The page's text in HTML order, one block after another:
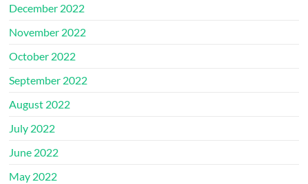
December 2022
November 2022
October 2022
September 2022
August 2022
July 2022
June 2022
May 2022